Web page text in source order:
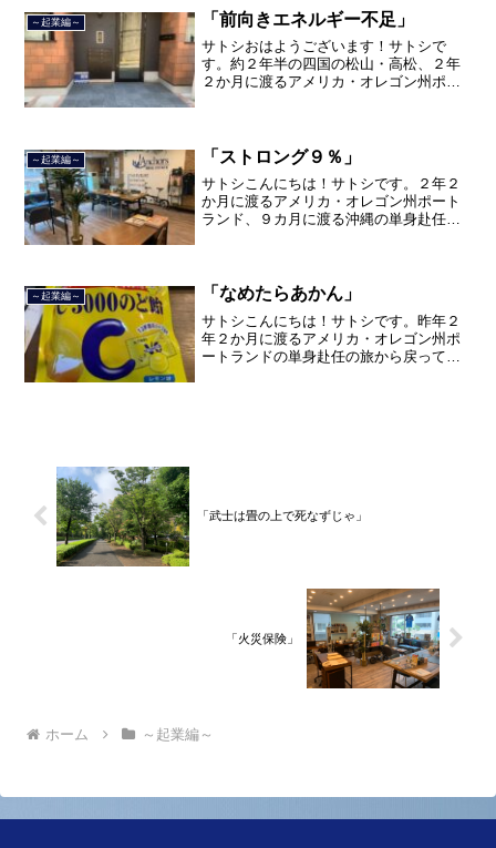
で２３年間のサラリーマン人生を卒業
し、東京品川区南大井で不動...
～起業編～ 「前向きエネルギー不足」
サトシおはようございます！サトシで
す。約２年半の四国の松山・高松、２年
２か月に渡るアメリカ・オレゴン州ポー
て、２０２１年３月９日より東...
～起業編～ 「ストロング９％」
サトシこんにちは！サトシです。２年２
か月に渡るアメリカ・オレゴン州ポート
ランド、９カ月に渡る沖縄の単身赴任の
品川区南大井で不動産を主...
～起業編～ 「なめたらあかん」
サトシこんにちは！サトシです。昨年２
年２か月に渡るアメリカ・オレゴン州ポ
ートランドの単身赴任の旅から戻ってき
「武士は畳の上で死なずじゃ」
「火災保険」
ホーム ～起業編～